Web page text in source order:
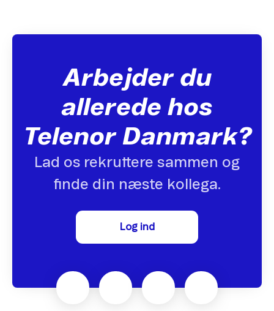
Arbejder du
allerede hos
Telenor Danmark?
Lad os rekruttere sammen og
finde din næste kollega.
Log ind